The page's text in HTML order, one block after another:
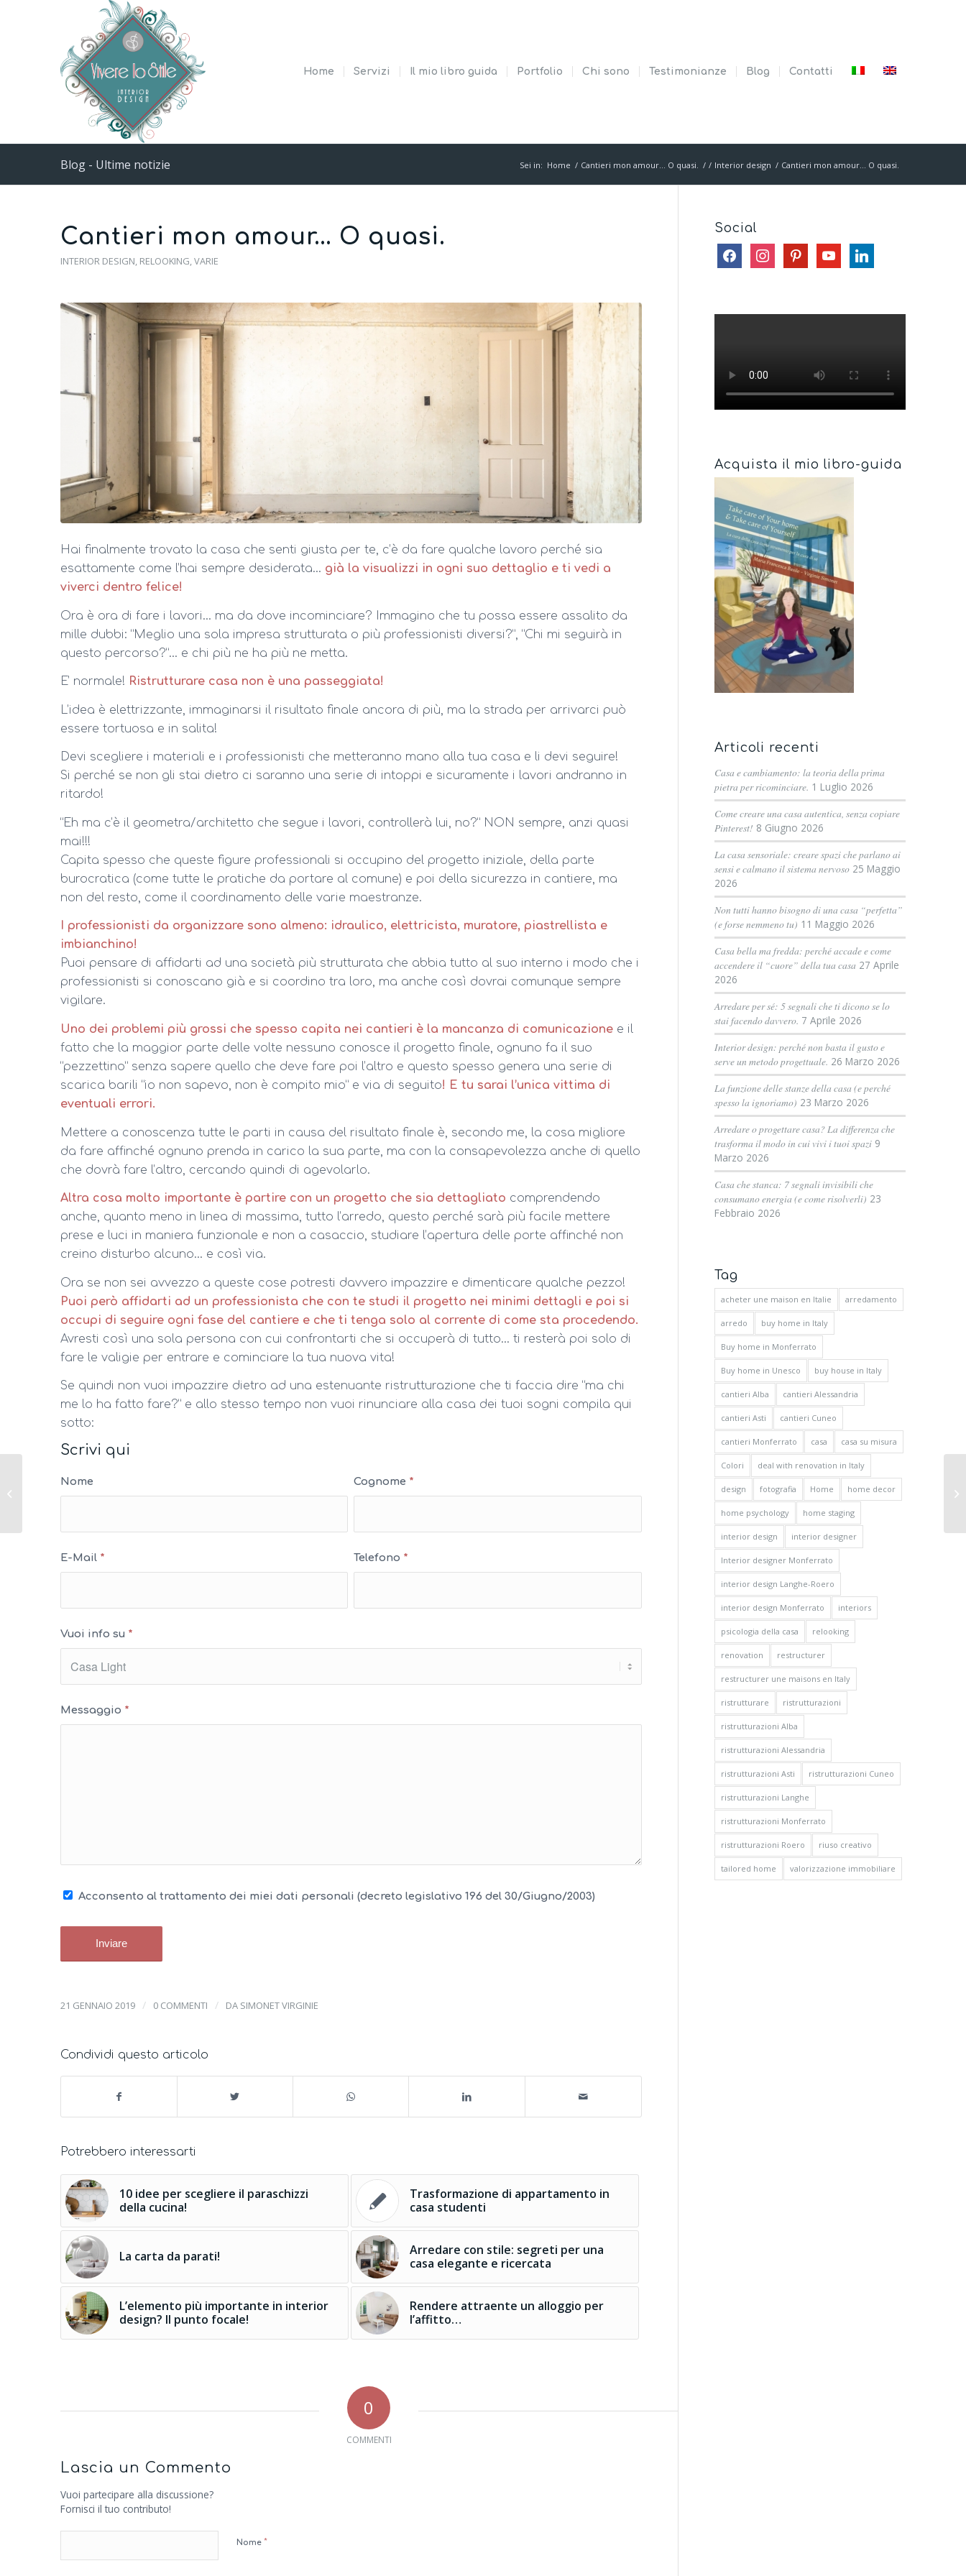
Home Servizi Il mio libro guida Portfolio Chi sono Testimonianze Blog Contatti
Blog - Ultime notizie Sei in: Home / Cantieri mon amour… O quasi. / / Interior design / Cantieri mon amour… O quasi.
Cantieri mon amour… O quasi.
INTERIOR DESIGN, RELOOKING,VARIE
Hai finalmente trovato la casa che senti giusta per te, c’è da fare qualche lavoro perché sia
esattamente come l’hai sempre desiderata… già la visualizzi in ogni suo dettaglio e ti vedi a
viverci dentro felice!
Ora è ora di fare i lavori… ma da dove incominciare? Immagino che tu possa essere assalito da
mille dubbi: “Meglio una sola impresa strutturata o più professionisti diversi?”, “Chi mi seguirà in
questo percorso?”… e chi più ne ha più ne metta.
E’ normale! Ristrutturare casa non è una passeggiata!
L’idea è elettrizzante, immaginarsi il risultato finale ancora di più, ma la strada per arrivarci può
essere tortuosa e in salita!
Devi scegliere i materiali e i professionisti che metteranno mano alla tua casa e li devi seguire!
Si perché se non gli stai dietro ci saranno una serie di intoppi e sicuramente i lavori andranno in
ritardo!
“Eh ma c’è il geometra/architetto che segue i lavori, controllerà lui, no?” NON sempre, anzi quasi
mai!!!
Capita spesso che queste figure professionali si occupino del progetto iniziale, della parte
burocratica (come tutte le pratiche da portare al comune) e poi della sicurezza in cantiere, ma
non del resto, come il coordinamento delle varie maestranze.
I professionisti da organizzare sono almeno: idraulico, elettricista, muratore, piastrellista e
imbianchino!
Puoi pensare di affidarti ad una società più strutturata che abbia tutto al suo interno i modo che i
professionisti si conoscano già e si coordino tra loro, ma anche così dovrai comunque sempre
vigilare.
Uno dei problemi più grossi che spesso capita nei cantieri è la mancanza di comunicazionee il
fatto che la maggior parte delle volte nessuno conosce il progetto finale, ognuno fa il suo
“pezzettino” senza sapere quello che deve fare poi l’altro e questo spesso genera una serie di
scarica barili “io non sapevo, non è compito mio” e via di seguito! E tu sarai l’unica vittima di
eventuali errori.
Mettere a conoscenza tutte le parti in causa del risultato finale è, secondo me, la cosa migliore
da fare affinché ognuno prenda in carico la sua parte, ma con la consapevolezza anche di quello
che dovrà fare l’altro, cercando quindi di agevolarlo.
Altra cosa molto importante è partire con un progetto che sia dettagliato comprendendo
anche, quanto meno in linea di massima, tutto l’arredo, questo perché sarà più facile mettere
prese e luci in maniera funzionale e non a casaccio, studiare l’apertura delle porte affinché non
creino disturbo alcuno… e così via.
Ora se non sei avvezzo a queste cose potresti davvero impazzire e dimenticare qualche pezzo!
Puoi però affidarti ad un professionista che con te studi il progetto nei minimi dettagli e poi si
occupi di seguire ogni fase del cantiere e che ti tenga solo al corrente di come sta procedendo.
Avresti così una sola persona con cui confrontarti che si occuperà di tutto… ti resterà poi solo di
fare le valigie per entrare e cominciare la tua nuova vita!
Se quindi non vuoi impazzire dietro ad una estenuante ristrutturazione che ti faccia dire “ma chi
me lo ha fatto fare?” e allo stesso tempo non vuoi rinunciare alla casa dei tuoi sogni compila qui
sotto:
Scrivi qui
Nome Cognome *
E-Mail * Telefono *
Vuoi info su *
Messaggio *
Acconsento al trattamento dei miei dati personali (decreto legislativo 196 del 30/Giugno/2003)
21 GENNAIO 2019 / 0 COMMENTI / DA SIMONET VIRGINIE
Condividi questo articolo
Potrebbero interessarti
10 idee per scegliere il paraschizzi
della cucina!
Trasformazione di appartamento in
casa studenti
La carta da parati!
Arredare con stile: segreti per una
casa elegante e ricercata
L’elemento più importante in interior
design? Il punto focale!
Rendere attraente un alloggio per
l’affitto…
0
COMMENTI
Lascia un Commento
Vuoi partecipare alla discussione?
Fornisci il tuo contributo!
Nome *
Social
facebookinstagrampinterestyoutubelinkedin
Acquista il mio libro-guida
Articoli recenti
Casa e cambiamento: la teoria della prima
pietra per ricominciare. 1 Luglio 2026
Come creare una casa autentica, senza copiare
Pinterest! 8 Giugno 2026
La casa sensoriale: creare spazi che parlano ai
sensi e calmano il sistema nervoso 25 Maggio
2026
Non tutti hanno bisogno di una casa “perfetta”
(e forse nemmeno tu) 11 Maggio 2026
Casa bella ma fredda: perché accade e come
accendere il “cuore” della tua casa 27 Aprile
2026
Arredare per sé: 5 segnali che ti dicono se lo
stai facendo davvero. 7 Aprile 2026
Interior design: perché non basta il gusto e
serve un metodo progettuale. 26 Marzo 2026
La funzione delle stanze della casa (e perché
spesso la ignoriamo) 23 Marzo 2026
Arredare o progettare casa? La differenza che
trasforma il modo in cui vivi i tuoi spazi 9
Marzo 2026
Casa che stanca: 7 segnali invisibili che
consumano energia (e come risolverli) 23
Febbraio 2026
Tag
acheter une maison en Italie arredamento
arredo buy home in Italy
Buy home in Monferrato
Buy home in Unesco buy house in Italy
cantieri Alba cantieri Alessandria
cantieri Asti cantieri Cuneo
cantieri Monferrato casa casa su misura
Colori deal with renovation in Italy
design fotografia Home home decor
home psychology home staging
interior design interior designer
Interior designer Monferrato
interior design Langhe-Roero
interior design Monferrato interiors
psicologia della casa relooking
renovation restructurer
restructurer une maisons en Italy
ristrutturare ristrutturazioni
ristrutturazioni Alba
ristrutturazioni Alessandria
ristrutturazioni Asti ristrutturazioni Cuneo
ristrutturazioni Langhe
ristrutturazioni Monferrato
ristrutturazioni Roero riuso creativo
tailored home valorizzazione immobiliare
10 semplici accortezze
per vendere prima e